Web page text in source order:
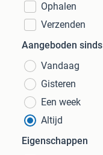
Ophalen
Verzenden
Aangeboden sinds
Vandaag
Gisteren
Een week
Altijd
Eigenschappen